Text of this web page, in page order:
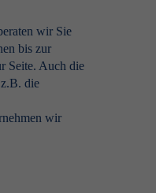
wir Sie
bis zur
Seite. Auch die
die
wir